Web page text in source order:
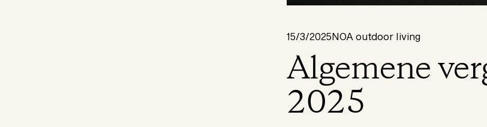
15/3/2025NOA outdoor living
Algemene
2025